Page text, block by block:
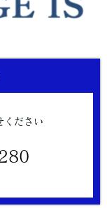
ください